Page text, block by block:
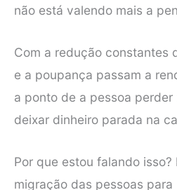
não está valendo mais a
Com a redução constantes
e a poupança passam a
a ponto de a pessoa
deixar dinheiro parada na
Por que estou falando
migração das pessoas